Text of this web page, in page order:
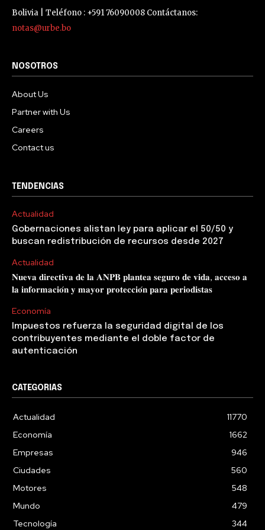
Bolivia | Teléfono : +591 76090008 Contáctanos:
notas@urbe.bo
NOSOTROS
About Us
Partner with Us
Careers
Contact us
TENDENCIAS
Actualidad
Gobernaciones alistan ley para aplicar el 50/50 y
buscan redistribución de recursos desde 2027
Actualidad
𝐍𝐮𝐞𝐯𝐚 𝐝𝐢𝐫𝐞𝐜𝐭𝐢𝐯𝐚 𝐝𝐞 𝐥𝐚 𝐀𝐍𝐏𝐁 𝐩𝐥𝐚𝐧𝐭𝐞𝐚 𝐬𝐞𝐠𝐮𝐫𝐨 𝐝𝐞 𝐯𝐢𝐝𝐚, 𝐚𝐜𝐜𝐞𝐬𝐨 𝐚
𝐥𝐚 𝐢𝐧𝐟𝐨𝐫𝐦𝐚𝐜𝐢𝐨́𝐧 𝐲 𝐦𝐚𝐲𝐨𝐫 𝐩𝐫𝐨𝐭𝐞𝐜𝐜𝐢𝐨́𝐧 𝐩𝐚𝐫𝐚 𝐩𝐞𝐫𝐢𝐨𝐝𝐢𝐬𝐭𝐚𝐬
Economía
Impuestos refuerza la seguridad digital de los
contribuyentes mediante el doble factor de
autenticación
CATEGORIAS
Actualidad
11770
Economía
1662
Empresas
946
Ciudades
560
Motores
548
Mundo
479
Tecnología
344